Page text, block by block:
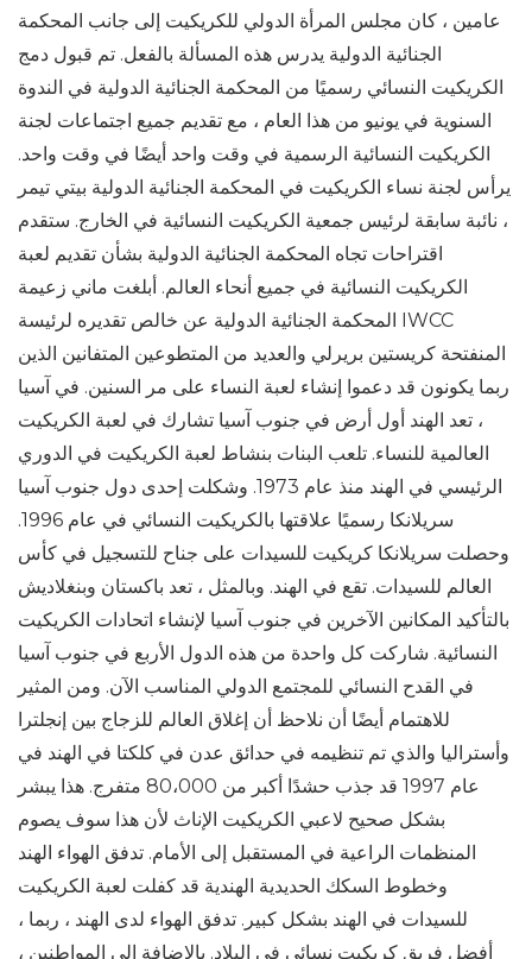
عامين ، كان مجلس المرأة الدولي للكريكيت إلى جانب المحكمة
الجنائية الدولية يدرس هذه المسألة بالفعل. تم قبول دمج
الكريكيت النسائي رسميًا من المحكمة الجنائية الدولية في الندوة
السنوية في يونيو من هذا العام ، مع تقديم جميع اجتماعات لجنة
الكريكيت النسائية الرسمية في وقت واحد أيضًا في وقت واحد.
يرأس لجنة نساء الكريكيت في المحكمة الجنائية الدولية بيتي تيمر
، نائبة سابقة لرئيس جمعية الكريكيت النسائية في الخارج. ستقدم
اقتراحات تجاه المحكمة الجنائية الدولية بشأن تقديم لعبة
الكريكيت النسائية في جميع أنحاء العالم. أبلغت ماني زعيمة
المحكمة الجنائية الدولية عن خالص تقديره لرئيسة IWCC
المنفتحة كريستين بريرلي والعديد من المتطوعين المتفانين الذين
ربما يكونون قد دعموا إنشاء لعبة النساء على مر السنين. في آسيا
، تعد الهند أول أرض في جنوب آسيا تشارك في لعبة الكريكيت
العالمية للنساء. تلعب البنات بنشاط لعبة الكريكيت في الدوري
الرئيسي في الهند منذ عام 1973. وشكلت إحدى دول جنوب آسيا
سريلانكا رسميًا علاقتها بالكريكيت النسائي في عام 1996.
وحصلت سريلانكا كريكيت للسيدات على جناح للتسجيل في كأس
العالم للسيدات. تقع في الهند. وبالمثل ، تعد باكستان وبنغلاديش
بالتأكيد المكانين الآخرين في جنوب آسيا لإنشاء اتحادات الكريكيت
النسائية. شاركت كل واحدة من هذه الدول الأربع في جنوب آسيا
في القدح النسائي للمجتمع الدولي المناسب الآن. ومن المثير
للاهتمام أيضًا أن نلاحظ أن إغلاق العالم للزجاج بين إنجلترا
وأستراليا والذي تم تنظيمه في حدائق عدن في كلكتا في الهند في
عام 1997 قد جذب حشدًا أكبر من 80،000 متفرج. هذا يبشر
بشكل صحيح لاعبي الكريكيت الإناث لأن هذا سوف يصوم
المنظمات الراعية في المستقبل إلى الأمام. تدفق الهواء الهند
وخطوط السكك الحديدية الهندية قد كفلت لعبة الكريكيت
للسيدات في الهند بشكل كبير. تدفق الهواء لدى الهند ، ربما ،
أفضل فريق كريكيت نسائي في البلاد. بالإضافة إلى المواطنين ،